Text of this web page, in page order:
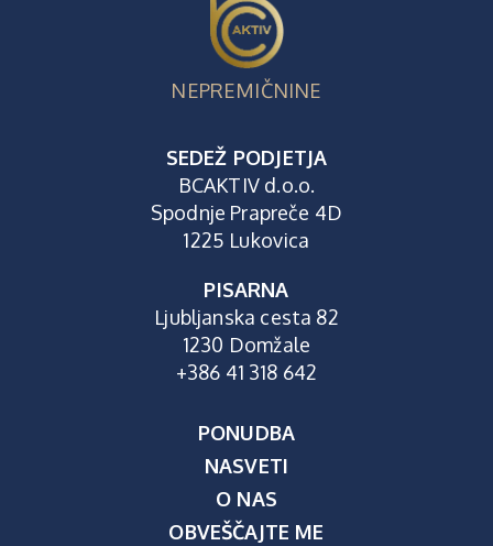
NEPREMIČNINE
SEDEŽ PODJETJA
BCAKTIV d.o.o.
Spodnje Prapreče 4D
1225 Lukovica
PISARNA
Ljubljanska cesta 82
1230 Domžale
+386 41 318 642
PONUDBA
NASVETI
O NAS
OBVEŠČAJTE ME